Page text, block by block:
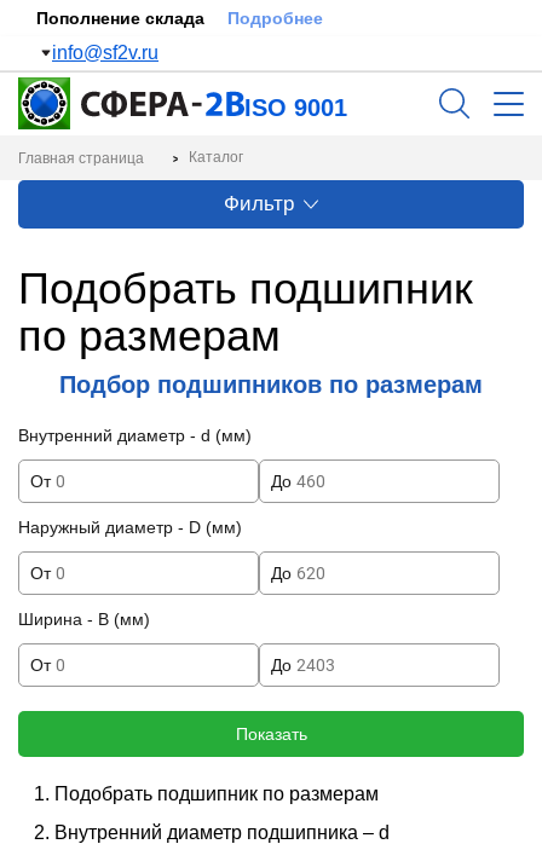
Пополнение склада Подробнее
info@sf2v.ru
ISO 9001
Главная страница Каталог
Фильтр
Подобрать подшипник
по размерам
Подбор подшипников по размерам
Внутренний диаметр - d (мм)
От До
Наружный диаметр - D (мм)
От До
Ширина - B (мм)
От До
Показать
Подобрать подшипник по размерам
Внутренний диаметр подшипника – d